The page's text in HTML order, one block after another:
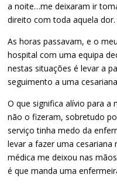
a noite…me deixaram ir
direito com toda aquela dor.
As horas passavam, e o
hospital com uma equipa
nestas situações é levar a
seguimento a uma
O que significa alívio para a
não o fizeram, sobretudo
serviço tinha medo da
levar a fazer uma
médica me deixou nas
é que manda uma